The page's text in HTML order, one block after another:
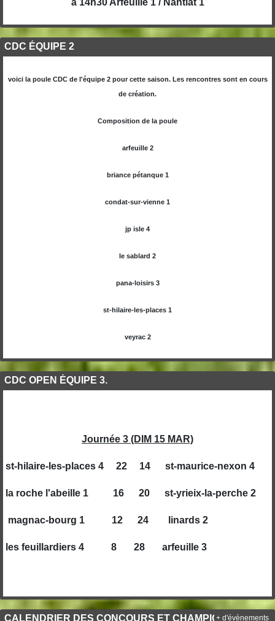
à 14h30 Arfeuille 1 / Nantiat 1
CDC ÉQUIPE 2
voici la poule CDC de l'équipe 2 pour cette saison. Les rencontres sont en cours
de création.
Composition de la poule
arfeuille 2
briance pétanque 1
condat-sur-vienne 1
jp isle 4
le sablard 2
pana-loisirs 3
st-hilaire-les-places 1
veyrac 2
CDC OPEN ÉQUIPE 3.
Journée 3 (DIM 15 MAR)
st-hilaire-les-places 4 22 14 st-maurice-nexon 4
la roche l'abeille 1 16 20 st-yrieix-la-perche 2
magnac-bourg 1 12 24 linards 2
les feuillardiers 4 8 28 arfeuille 3
CALENDRIER DES CONCOURS ET CHAMPIONNATS.
+ d'évènements